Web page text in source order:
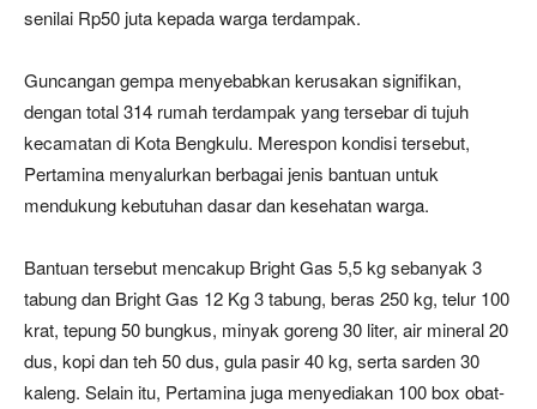
senilai Rp50 juta kepada warga terdampak.
Guncangan gempa menyebabkan kerusakan signifikan,
dengan total 314 rumah terdampak yang tersebar di tujuh
kecamatan di Kota Bengkulu. Merespon kondisi tersebut,
Pertamina menyalurkan berbagai jenis bantuan untuk
mendukung kebutuhan dasar dan kesehatan warga.
Bantuan tersebut mencakup Bright Gas 5,5 kg sebanyak 3
tabung dan Bright Gas 12 Kg 3 tabung, beras 250 kg, telur 100
krat, tepung 50 bungkus, minyak goreng 30 liter, air mineral 20
dus, kopi dan teh 50 dus, gula pasir 40 kg, serta sarden 30
kaleng. Selain itu, Pertamina juga menyediakan 100 box obat-